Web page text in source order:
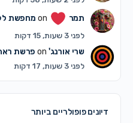
תמר on מחפשת
לפני 3 שעות, 15 דקות
שרי אורנג'on פרשת ראה
לפני 3 שעות, 17 דקות
דיונים פופולריים ביותר